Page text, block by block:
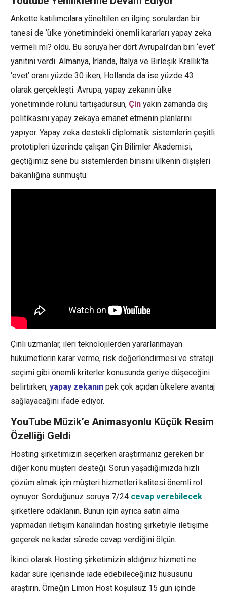
Ankette katılımcılara yöneltilen en ilginç sorulardan bir
tanesi de ‘ülke yönetimindeki önemli kararları yapay zeka
vermeli mi? oldu. Bu soruya her dört Avrupalı’dan biri ‘evet’
yanıtını verdi. Almanya, İrlanda, İtalya ve Birleşik Krallık’ta
‘evet’ oranı yüzde 30 iken, Hollanda da ise yüzde 43
olarak gerçekleşti. Avrupa, yapay zekanın ülke
yönetiminde rolünü tartışadursun, Çin yakın zamanda dış
politikasını yapay zekaya emanet etmenin planlarını
yapıyor. Yapay zeka destekli diplomatik sistemlerin çeşitli
prototipleri üzerinde çalışan Çin Bilimler Akademisi,
geçtiğimiz sene bu sistemlerden birisini ülkenin dışişleri
bakanlığına sunmuştu.
Çinli uzmanlar, ileri teknolojilerden yararlanmayan
hükümetlerin karar verme, risk değerlendirmesi ve strateji
seçimi gibi önemli kriterler konusunda geriye düşeceğini
belirtirken, yapay zekanın pek çok açıdan ülkelere avantaj
sağlayacağını ifade ediyor.
YouTube Müzik’e Animasyonlu Küçük Resim
Özelliği Geldi
Hosting şirketimizin seçerken araştırmanız gereken bir
diğer konu müşteri desteği. Sorun yaşadığımızda hızlı
çözüm almak için müşteri hizmetleri kalitesi önemli rol
oynuyor. Sorduğunuz soruya 7/24 cevap verebilecek
şirketlere odaklanın. Bunun için ayrıca satın alma
yapmadan iletişim kanalından hosting şirketiyle iletişime
geçerek ne kadar sürede cevap verdiğini ölçün.
İkinci olarak Hosting şirketimizin aldığınız hizmeti ne
kadar süre içerisinde iade edebileceğiniz hususunu
araştırın. Örneğin Limon Host koşulsuz 15 gün içinde